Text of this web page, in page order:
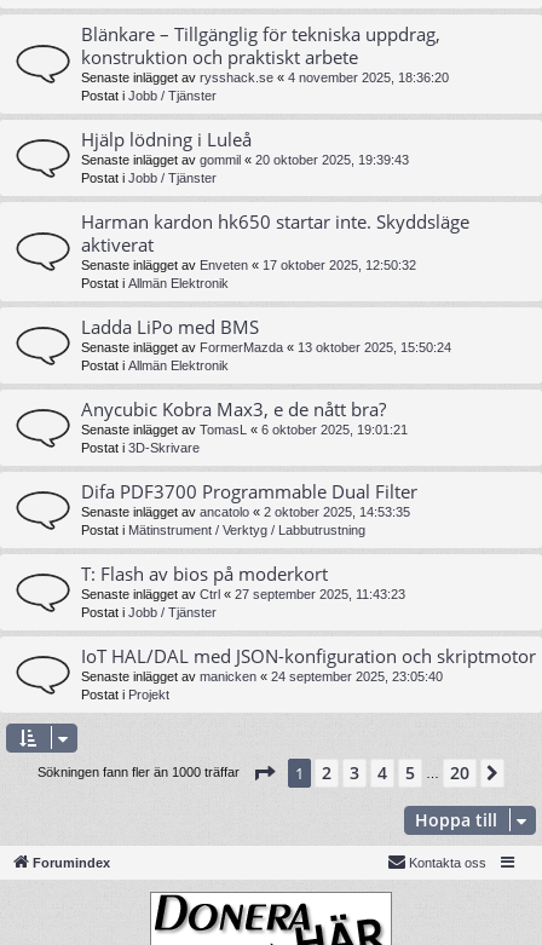
Blänkare – Tillgänglig för tekniska uppdrag,
konstruktion och praktiskt arbete
Senaste inlägget av rysshack.se « 4 november 2025, 18:36:20
Postat i Jobb / Tjänster
Hjälp lödning i Luleå
Senaste inlägget av gommil « 20 oktober 2025, 19:39:43
Postat i Jobb / Tjänster
Harman kardon hk650 startar inte. Skyddsläge
aktiverat
Senaste inlägget av Enveten « 17 oktober 2025, 12:50:32
Postat i Allmän Elektronik
Ladda LiPo med BMS
Senaste inlägget av FormerMazda « 13 oktober 2025, 15:50:24
Postat i Allmän Elektronik
Anycubic Kobra Max3, e de nått bra?
Senaste inlägget av TomasL « 6 oktober 2025, 19:01:21
Postat i 3D-Skrivare
Difa PDF3700 Programmable Dual Filter
Senaste inlägget av ancatolo « 2 oktober 2025, 14:53:35
Postat i Mätinstrument / Verktyg / Labbutrustning
T: Flash av bios på moderkort
Senaste inlägget av Ctrl « 27 september 2025, 11:43:23
Postat i Jobb / Tjänster
IoT HAL/DAL med JSON-konfiguration och skriptmotor
Senaste inlägget av manicken « 24 september 2025, 23:05:40
Postat i Projekt
Sökningen fann fler än 1000 träffar Sida 1av20
1 2 3 4 5 20
Hoppa till
Forumindex Kontakta oss